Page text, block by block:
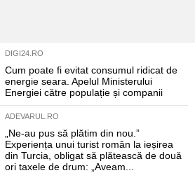
DIGI24.RO
Cum poate fi evitat consumul ridicat de
energie seara. Apelul Ministerului
Energiei către populație și companii
ADEVARUL.RO
„Ne-au pus să plătim din nou.”
Experiența unui turist român la ieșirea
din Turcia, obligat să plătească de două
ori taxele de drum: „Aveam...